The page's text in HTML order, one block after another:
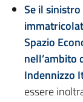
Se il
Spazio
nell’ambito
Indennizzo
essere